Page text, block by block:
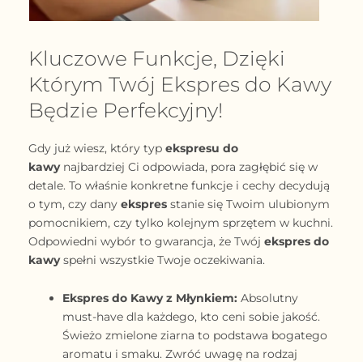
Kluczowe Funkcje, Dzięki
Którym Twój Ekspres do Kawy
Będzie Perfekcyjny!
Gdy już wiesz, który typ ekspresu do
kawynajbardziej Ci odpowiada, pora zagłębić się w
detale. To właśnie konkretne funkcje i cechy decydują
o tym, czy dany ekspres stanie się Twoim ulubionym
pomocnikiem, czy tylko kolejnym sprzętem w kuchni.
Odpowiedni wybór to gwarancja, że Twój ekspres do
kawyspełni wszystkie Twoje oczekiwania.
Ekspres do Kawy z Młynkiem: Absolutny
must-have dla każdego, kto ceni sobie jakość.
Świeżo zmielone ziarna to podstawa bogatego
aromatu i smaku. Zwróć uwagę na rodzaj